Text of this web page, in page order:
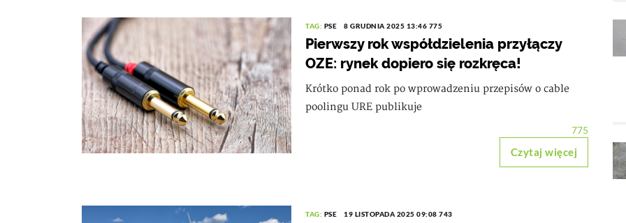
TAG: PSE 8 GRUDNIA 2025 13:46 775
Pierwszy rok współdzielenia przyłączy
OZE: rynek dopiero się rozkręca!
Krótko ponad rok po wprowadzeniu przepisów o cable
poolingu URE publikuje
775
Czytaj więcej
TAG: PSE 19 LISTOPADA 2025 09:08 743